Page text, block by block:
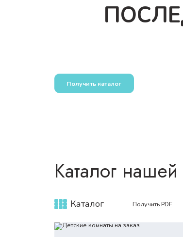
Получить каталог
Каталог
Каталог Получить PDF